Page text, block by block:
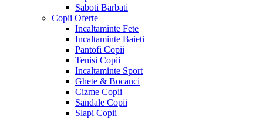
Saboti Barbati
Copii Oferte
Incaltaminte Fete
Incaltaminte Baieti
Pantofi Copii
Tenisi Copii
Incaltaminte Sport
Ghete & Bocanci
Cizme Copii
Sandale Copii
Slapi Copii